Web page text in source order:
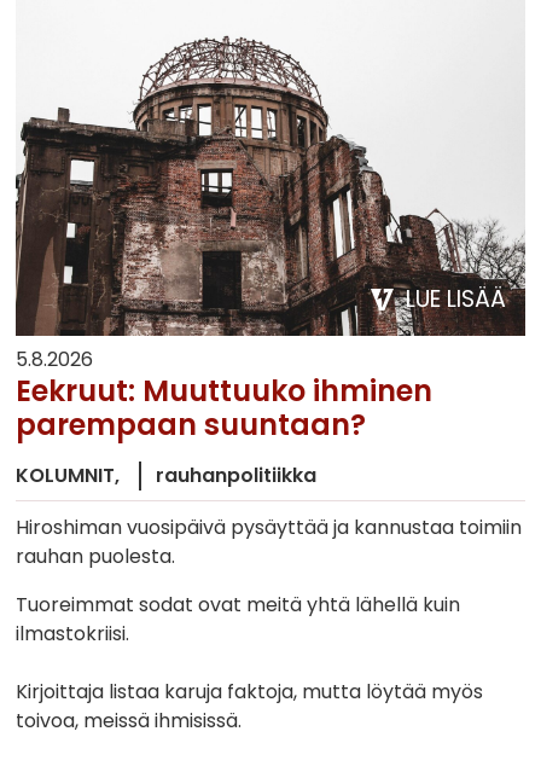
LUE LISÄÄ
5.8.2026
Eekruut: Muuttuuko ihminen
parempaan suuntaan?
KOLUMNIT
rauhanpolitiikka
Hiroshiman vuosipäivä pysäyttää ja kannustaa toimiin
rauhan puolesta.
Tuoreimmat sodat ovat meitä yhtä lähellä kuin
ilmastokriisi.
Kirjoittaja listaa karuja faktoja, mutta löytää myös
toivoa, meissä ihmisissä.